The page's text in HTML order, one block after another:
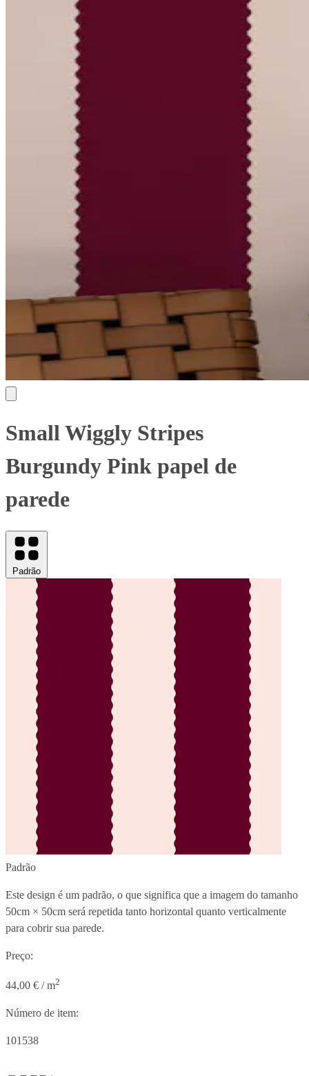
Small Wiggly Stripes
Burgundy Pink papel de
parede
Padrão
Padrão
Este design é um padrão, o que significa que a imagem do tamanho
50cm × 50cm será repetida tanto horizontal quanto verticalmente
para cobrir sua parede.
Preço:
44,00 € / m2
Número de item:
101538